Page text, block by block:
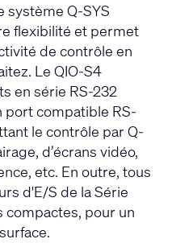
système Q-SYS
flexibilité et permet
de contrôle en
Le QIO-S4
en série RS-232
compatible RS-
le contrôle par Q-
d’écrans vidéo,
etc. En outre, tous
d'E/S de la Série
compactes, pour un